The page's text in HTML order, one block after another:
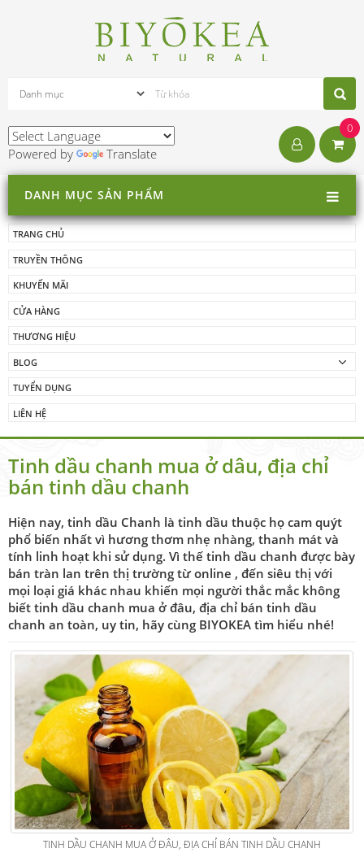
Powered by Translate
0
DANH MỤC SẢN PHẨM
TRANG CHỦ
TRUYỀN THÔNG
KHUYẾN MÃI
CỬA HÀNG
THƯƠNG HIỆU
BLOG
TUYỂN DỤNG
LIÊN HỆ
Tinh dầu chanh mua ở dâu, địa chỉ
bán tinh dầu chanh
Hiện nay, tinh dầu Chanh là tinh dầu thuộc họ cam quýt
phổ biến nhất vì hương thơm nhẹ nhàng, thanh mát và
tính linh hoạt khi sử dụng. Vì thế tinh dầu chanh được bày
bán tràn lan trên thị trường từ online , đến siêu thị với
mọi loại giá khác nhau khiến mọi người thắc mắc không
biết tinh dầu chanh mua ở đâu, địa chỉ bán tinh dầu
chanh an toàn, uy tin, hãy cùng BIYOKEA tìm hiểu nhé!
TINH DẦU CHANH MUA Ở ĐÂU, ĐỊA CHỈ BÁN TINH DẦU CHANH